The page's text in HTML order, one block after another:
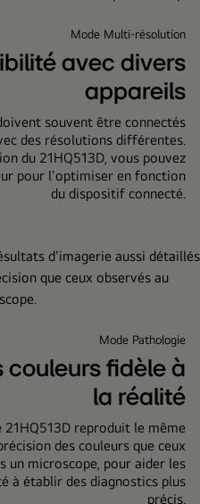
Mode Multi-résolution
avec divers
appareils
souvent être connectés
des résolutions différentes.
du 21HQ513D, vous pouvez
pour l'optimiser en fonction
du dispositif connecté.
Mode Pathologie
couleurs fidèle à
la réalité
reproduit le même
des couleurs que ceux
un microscope, pour aider les
à établir des diagnostics plus
précis.